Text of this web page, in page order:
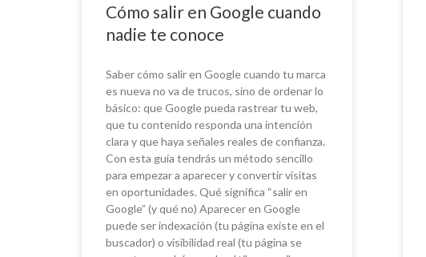
Cómo salir en Google cuando
nadie te conoce
Saber cómo salir en Google cuando tu marca
es nueva no va de trucos, sino de ordenar lo
básico: que Google pueda rastrear tu web,
que tu contenido responda una intención
clara y que haya señales reales de confianza.
Con esta guía tendrás un método sencillo
para empezar a aparecer y convertir visitas
en oportunidades. Qué significa “salir en
Google” (y qué no) Aparecer en Google
puede ser indexación (tu página existe en el
buscador) o visibilidad real (tu página se